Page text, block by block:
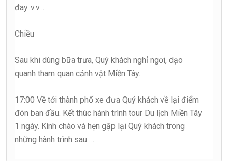
đay..v.v…
Chiều
Sau khi dùng bữa trưa, Quý khách nghỉ ngơi, dạo
quanh tham quan cảnh vật Miền Tây.
17:00 Về tới thành phố xe đưa Quý khách về lại điểm
đón ban đầu. Kết thúc hành trình tour Du lịch Miền Tây
1 ngày. Kính chào và hẹn gặp lại Quý khách trong
những hành trình sau …